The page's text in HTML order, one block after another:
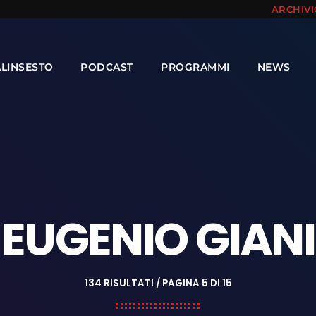
PODCAST PROGRAMMI NEWS
EUGENIO GIANI
134 RISULTATI / PAGINA 5 DI 15